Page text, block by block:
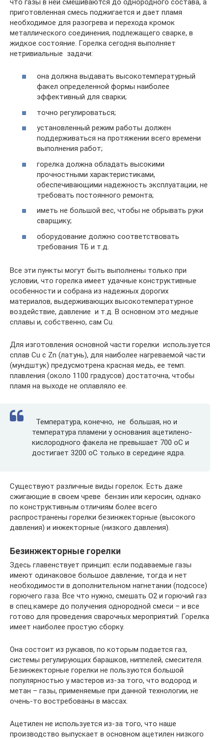
что газы в ней смешиваются до однородного состава, а
приготовленная смесь поджигается и дает пламя
необходимое для разогрева и перехода кромок
металлического соединения, подлежащего сварке, в
жидкое состояние. Горелка сегодня выполняет
нетривиальные задачи:
она должна выдавать высокотемпературный
факел определенной формы наиболее
эффективный для сварки;
точно регулироваться;
установленный режим работы должен
поддерживаться на протяжении всего времени
выполнения работ;
горелка должна обладать высокими
прочностными характеристиками,
обеспечивающими надежность эксплуатации, не
требовать постоянного ремонта;
иметь не большой вес, чтобы не обрывать руки
сварщику;
оборудование должно соответствовать
требования ТБ и т.д.
Все эти пункты могут быть выполнены только при
условии, что горелка имеет удачные конструктивные
особенности и собрана из надежных дорогих
материалов, выдерживающих высокотемпературное
воздействие, давление и т.д. В основном это медные
сплавы и, собственно, сам Сu.
Для изготовления основной части горелки используется
сплав Cu с Zn (латунь), для наиболее нагреваемой части
(мундштук) предусмотрена красная медь, ее темп.
плавления (около 1100 градусов) достаточна, чтобы
пламя на выходе не оплавляло ее.
Температура, конечно, не большая, но и
температура пламени у основания ацетилено-
кислородного факела не превышает 700 оС и
достигает 3200 оС только в середине ядра.
Существуют различные виды горелок. Есть даже
сжигающие в своем чреве бензин или керосин, однако
по конструктивным отличиям более всего
распространены горелки безинжекторные (высокого
давления) и инжекторные (низкого давления).
Безинжекторные горелки
Здесь главенствует принцип: если подаваемые газы
имеют одинаковое большое давление, тогда и нет
необходимости в дополнительном нагнетании (подсосе)
горючего газа. Все что нужно, смешать О2 и горючий газ
в спец.камере до получения однородной смеси – и все
готово для проведения сварочных мероприятий. Горелка
имеет наиболее простую сборку.
Она состоит из рукавов, по которым подается газ,
системы регулирующих барашков, ниппелей, смесителя.
Безинжекторные горелки не пользуются большой
популярностью у мастеров из-за того, что водород и
метан – газы, применяемые при данной технологии, не
очень-то востребованы в массах.
Ацетилен не используется из-за того, что наше
производство выпускает в основном ацетилен низкого